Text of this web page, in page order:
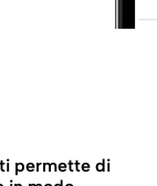
permette di